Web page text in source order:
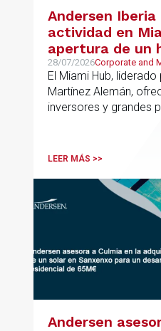
Andersen Iberia
actividad en
apertura de un
estratégico
asesoramiento
patrimonial
Europa y
28/07/2026Corporate and
Management &
Estate
El Miami Hub,
Martínez Alemán,
inversores y grandes
Latinoamérica y otros
LEER MÁS >>
Andersen